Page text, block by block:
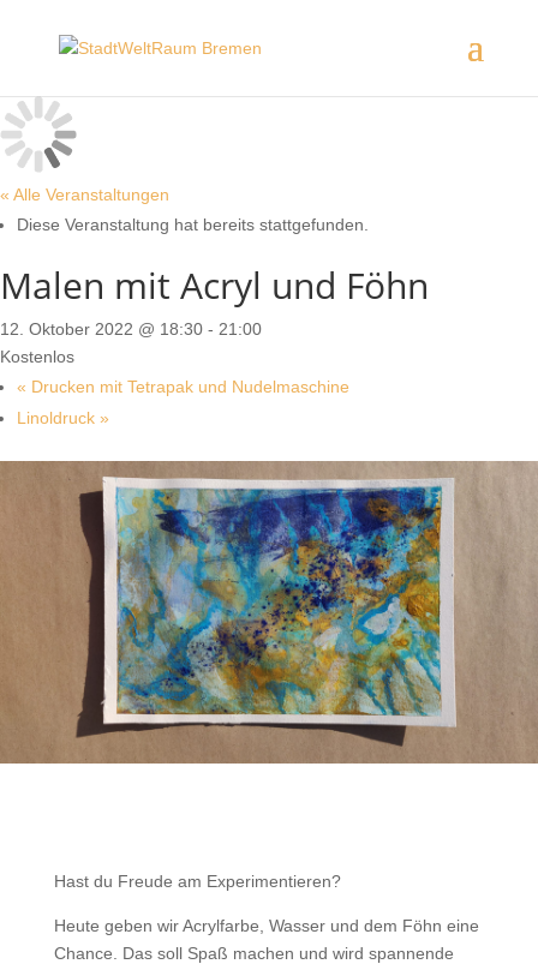
« Alle Veranstaltungen
Diese Veranstaltung hat bereits stattgefunden.
Malen mit Acryl und Föhn
12. Oktober 2022 @ 18:30 - 21:00
Kostenlos
« Drucken mit Tetrapak und Nudelmaschine
Linoldruck »
Hast du Freude am Experimentieren?
Heute geben wir Acrylfarbe, Wasser und dem Föhn eine
Chance. Das soll Spaß machen und wird spannende